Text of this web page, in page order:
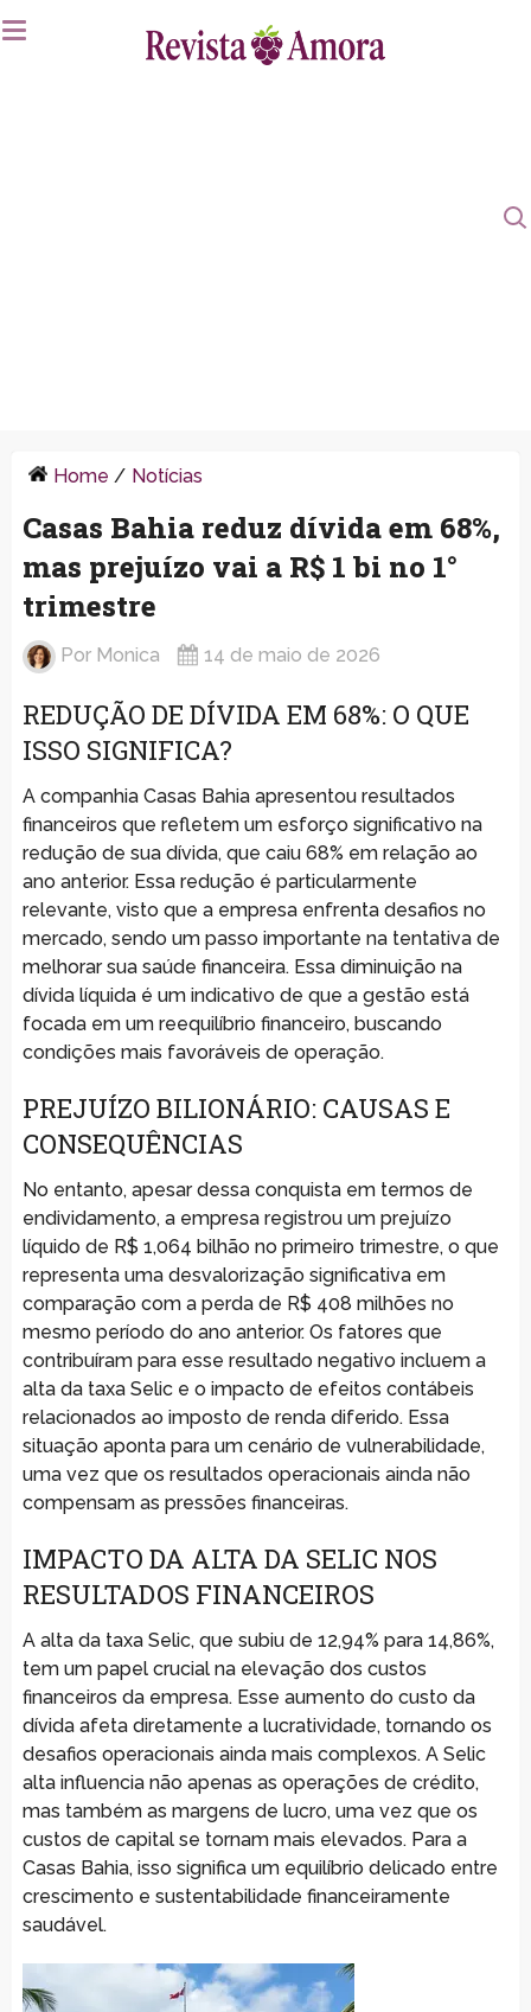
Home / Notícias
Casas Bahia reduz dívida em 68%,
mas prejuízo vai a R$ 1 bi no 1°
trimestre
Por Monica 14 de maio de 2026
REDUÇÃO DE DÍVIDA EM 68%: O QUE
ISSO SIGNIFICA?
A companhia Casas Bahia apresentou resultados
financeiros que refletem um esforço significativo na
redução de sua dívida, que caiu 68% em relação ao
ano anterior. Essa redução é particularmente
relevante, visto que a empresa enfrenta desafios no
mercado, sendo um passo importante na tentativa de
melhorar sua saúde financeira. Essa diminuição na
dívida líquida é um indicativo de que a gestão está
focada em um reequilíbrio financeiro, buscando
condições mais favoráveis de operação.
PREJUÍZO BILIONÁRIO: CAUSAS E
CONSEQUÊNCIAS
No entanto, apesar dessa conquista em termos de
endividamento, a empresa registrou um prejuízo
líquido de R$ 1,064 bilhão no primeiro trimestre, o que
representa uma desvalorização significativa em
comparação com a perda de R$ 408 milhões no
mesmo período do ano anterior. Os fatores que
contribuíram para esse resultado negativo incluem a
alta da taxa Selic e o impacto de efeitos contábeis
relacionados ao imposto de renda diferido. Essa
situação aponta para um cenário de vulnerabilidade,
uma vez que os resultados operacionais ainda não
compensam as pressões financeiras.
IMPACTO DA ALTA DA SELIC NOS
RESULTADOS FINANCEIROS
A alta da taxa Selic, que subiu de 12,94% para 14,86%,
tem um papel crucial na elevação dos custos
financeiros da empresa. Esse aumento do custo da
dívida afeta diretamente a lucratividade, tornando os
desafios operacionais ainda mais complexos. A Selic
alta influencia não apenas as operações de crédito,
mas também as margens de lucro, uma vez que os
custos de capital se tornam mais elevados. Para a
Casas Bahia, isso significa um equilíbrio delicado entre
crescimento e sustentabilidade financeiramente
saudável.